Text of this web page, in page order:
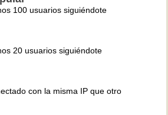
100 usuarios siguiéndote
20 usuarios siguiéndote
con la misma IP que otro